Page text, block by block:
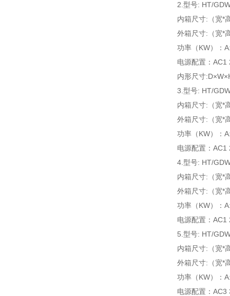
2.型号: HT/
内箱尺寸:（宽*
外箱尺寸:（宽*
功率（KW）：
电源配置：
内形尺寸
3.型号: HT/
内箱尺寸:（宽*
外箱尺寸:（宽*
功率（KW）：
电源配置：
4.型号: HT/
内箱尺寸:（宽*
外箱尺寸:（宽*
功率（KW）：
电源配置：AC1
5.型号: HT/
内箱尺寸:（宽*
外箱尺寸:（宽*
功率（KW）：
电源配置：AC3